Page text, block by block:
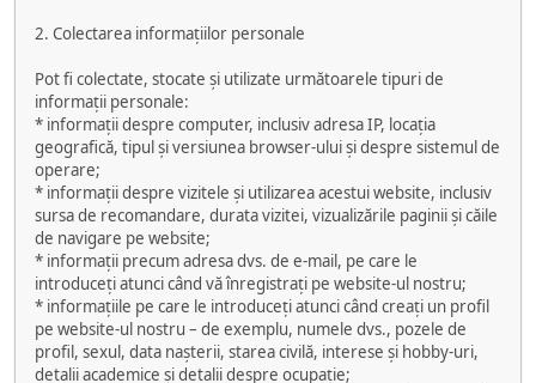
2. Colectarea informațiilor personale
Pot fi colectate, stocate și utilizate următoarele tipuri de
informații personale:
* informații despre computer, inclusiv adresa IP, locația
geografică, tipul și versiunea browser-ului și despre sistemul de
operare;
* informații despre vizitele și utilizarea acestui website, inclusiv
sursa de recomandare, durata vizitei, vizualizările paginii și căile
de navigare pe website;
* informații precum adresa dvs. de e-mail, pe care le
introduceți atunci când vă înregistrați pe website-ul nostru;
* informațiile pe care le introduceți atunci când creați un profil
pe website-ul nostru – de exemplu, numele dvs., pozele de
profil, sexul, data nașterii, starea civilă, interese și hobby-uri,
detalii academice și detalii despre ocupație;